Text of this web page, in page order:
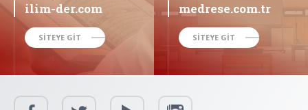
ilim-der.com
SİTEYE GİT
medrese.com.tr
SİTEYE GİT